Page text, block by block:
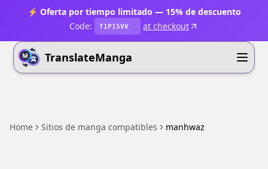
⚡ Oferta por tiempo limitado — 15% de descuento
Code:
T1P15VV at checkout
TranslateManga
Home Sitios de manga compatibles manhwaz